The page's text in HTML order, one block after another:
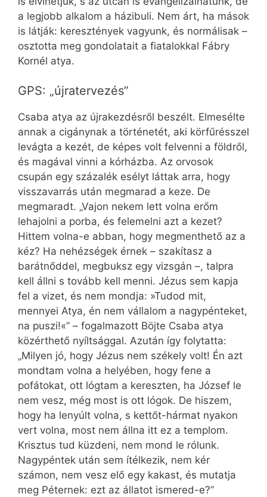
a legjobb alkalom a házibuli. Nem árt, ha mások
is látják: keresztények vagyunk, és normálisak –
osztotta meg gondolatait a fiatalokkal Fábry
Kornél atya.
GPS: „újratervezés”
Csaba atya az újrakezdésről beszélt. Elmesélte
annak a cigánynak a történetét, aki körfűrésszel
levágta a kezét, de képes volt felvenni a földről,
és magával vinni a kórházba. Az orvosok
csupán egy százalék esélyt láttak arra, hogy
visszavarrás után megmarad a keze. De
megmaradt. „Vajon nekem lett volna erőm
lehajolni a porba, és felemelni azt a kezet?
Hittem volna-e abban, hogy megmenthető az a
kéz? Ha nehézségek érnek – szakítasz a
barátnőddel, megbuksz egy vizsgán –, talpra
kell állni s tovább kell menni. Jézus sem kapja
fel a vizet, és nem mondja: »Tudod mit,
mennyei Atya, én nem vállalom a nagypénteket,
na puszi!«” – fogalmazott Böjte Csaba atya
közérthető nyíltsággal. Azután így folytatta:
„Milyen jó, hogy Jézus nem székely volt! Én azt
mondtam volna a helyében, hogy fene a
pofátokat, ott lógtam a kereszten, ha József le
nem vesz, még most is ott lógok. De hiszem,
hogy ha lenyúlt volna, s kettőt-hármat nyakon
vert volna, most nem állna itt ez a templom.
Krisztus tud küzdeni, nem mond le rólunk.
Nagypéntek után sem ítélkezik, nem kér
számon, nem vesz elő egy kakast, és mutatja
meg Péternek: ezt az állatot ismered-e?”